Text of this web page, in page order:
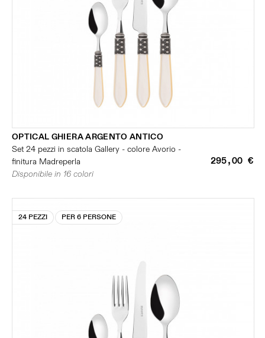
OPTICAL GHIERA ARGENTO ANTICO
Set 24 pezzi in scatola Gallery - colore Avorio -
finitura Madreperla
295,00 €
Disponibile in 16 colori
24 PEZZI PER 6 PERSONE